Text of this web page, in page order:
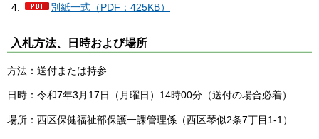
別紙一式（PDF：425KB）
入札方法、日時および場所
方法：送付または持参
日時：令和7年3月17日（月曜日）14時00分（送付の場合必着）
場所：西区保健福祉部保護一課管理係（西区琴似2条7丁目1-1）